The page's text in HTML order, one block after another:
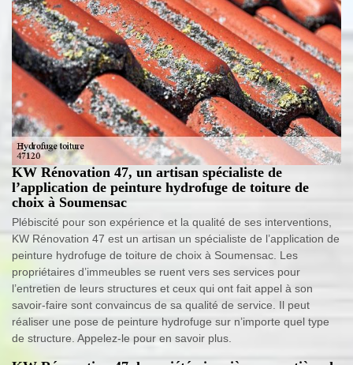
KW Rénovation 47, un artisan spécialiste de
l’application de peinture hydrofuge de toiture de
choix à Soumensac
Plébiscité pour son expérience et la qualité de ses interventions,
KW Rénovation 47 est un artisan un spécialiste de l’application de
peinture hydrofuge de toiture de choix à Soumensac. Les
propriétaires d’immeubles se ruent vers ses services pour
l’entretien de leurs structures et ceux qui ont fait appel à son
savoir-faire sont convaincus de sa qualité de service. Il peut
réaliser une pose de peinture hydrofuge sur n’importe quel type
de structure. Appelez-le pour en savoir plus.